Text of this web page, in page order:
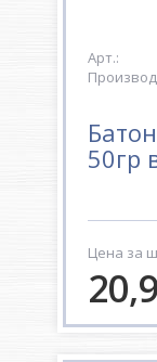
Арт.:
50гр
Цена за
20,9